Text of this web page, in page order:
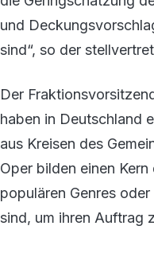
und
sind“, so der
Der
haben in Deutschland
aus Kreisen des
Oper bilden einen
populären Genres
sind, um ihren Auftrag